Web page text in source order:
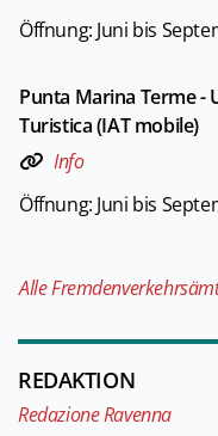
Öffnung: Juni bis
Punta Marina Terme -
Turistica (IAT mobile)
Info
Öffnung: Juni bis
Alle
REDAKTION
Redazione Ravenna